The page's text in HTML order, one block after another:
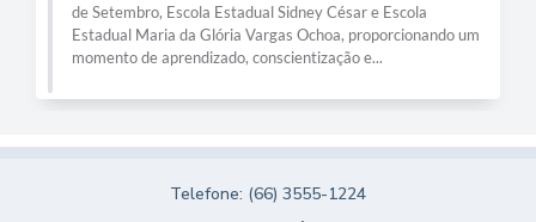
de Setembro, Escola Estadual Sidney César e Escola
Estadual Maria da Glória Vargas Ochoa, proporcionando um
momento de aprendizado, conscientização e...
Telefone: (66) 3555-1224